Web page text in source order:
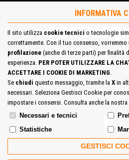
Site Map
INFORMATIVA
Il sito utilizza cookie tecnici o tecnologie
correttamente. Con il tuo consenso, vorremmo
profilazione (anche di terze parti) per finalità
esperienza. PER POTER UTILIZZARE LA
ACCETTARE I COOKIE DI MARKETING.
Se chiudi questo messaggio, tramite la X in
necessari. Seleziona Gestisci Cookie per
impostare i consensi. Consulta anche la nostra
Necessari e tecnici
Statistiche
GESTISCI